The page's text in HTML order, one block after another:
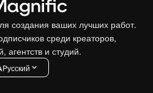
создания ваших лучших работ.
среди креаторов,
агентств и студий.
Pусский